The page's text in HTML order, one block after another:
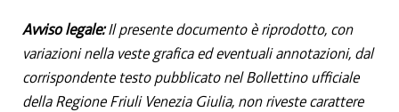
Avviso legale:Il presente documento è riprodotto, con
variazioni nella veste grafica ed eventuali annotazioni, dal
corrispondente testo pubblicato nel Bollettino ufficiale
della Regione Friuli Venezia Giulia, non riveste carattere